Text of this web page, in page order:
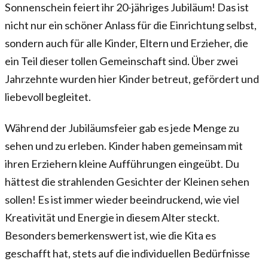
Sonnenschein feiert ihr 20-jähriges Jubiläum! Das ist
nicht nur ein schöner Anlass für die Einrichtung selbst,
sondern auch für alle Kinder, Eltern und Erzieher, die
ein Teil dieser tollen Gemeinschaft sind. Über zwei
Jahrzehnte wurden hier Kinder betreut, gefördert und
liebevoll begleitet.
Während der Jubiläumsfeier gab es jede Menge zu
sehen und zu erleben. Kinder haben gemeinsam mit
ihren Erziehern kleine Aufführungen eingeübt. Du
hättest die strahlenden Gesichter der Kleinen sehen
sollen! Es ist immer wieder beeindruckend, wie viel
Kreativität und Energie in diesem Alter steckt.
Besonders bemerkenswert ist, wie die Kita es
geschafft hat, stets auf die individuellen Bedürfnisse